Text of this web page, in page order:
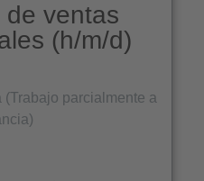
de ventas
(h/m/d)
(Trabajo parcialmente a